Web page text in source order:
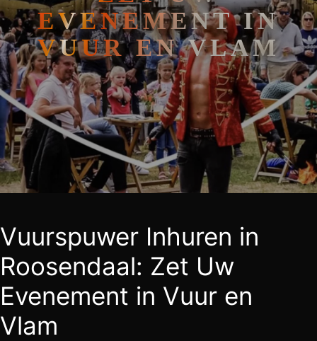
EVENEMENT IN
VUUR EN VLAM
Vuurspuwer Inhuren in
Roosendaal: Zet Uw
Evenement in Vuur en
Vlam